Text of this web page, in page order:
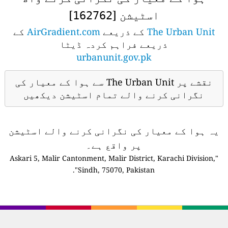
اسٹیشن [162762
]
The Urban Unitکے ذریعے AirGradient.comکے
ذریعے فراہم کردہ ڈیٹا
urbanunit.gov.pk
نقشے پر The Urban Unit سے ہوا کے معیار کی
نگرانی کرنے والے تمام اسٹیشن دیکھیں
یہ ہوا کے معیار کی نگرانی کرنے والے اسٹیشن
پر واقع ہے۔
"Askari 5, Malir Cantonment, Malir District, Karachi Division,
Sindh, 75070, Pakistan".